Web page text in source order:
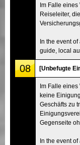
Im Falle eines
Reiseleiter,
In the event
guide, local
08 [Unbefugte
Im Falle eines
keine
Geschäfts zu
Gegenseite
In the event